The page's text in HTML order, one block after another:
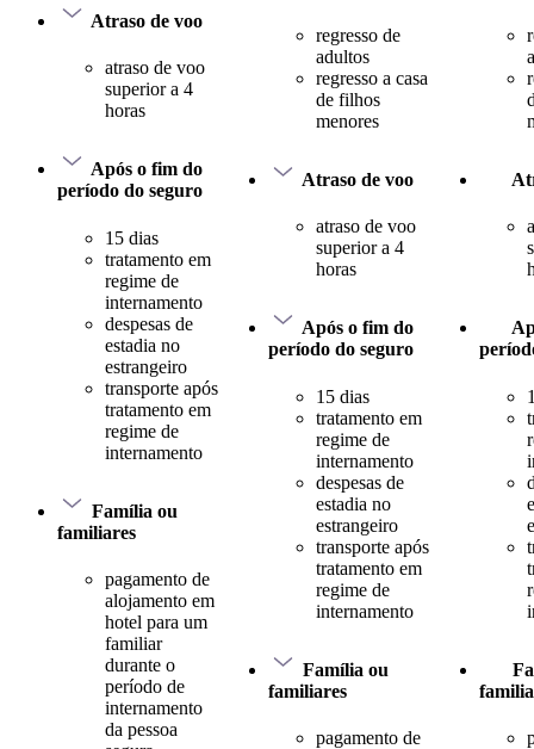
Atraso de voo
atraso de voo
superior a 4
horas
Após o fim do
período do seguro
15 dias
tratamento em
regime de
internamento
despesas de
estadia no
estrangeiro
transporte após
tratamento em
regime de
internamento
Família ou
familiares
pagamento de
alojamento em
hotel para um
familiar
durante o
período de
internamento
da pessoa
regresso de
adultos
regresso a casa
de filhos
menores
Atraso de voo
atraso de voo
superior a 4
horas
Após o fim do
período do seguro
15 dias
tratamento em
regime de
internamento
despesas de
estadia no
estrangeiro
transporte após
tratamento em
regime de
internamento
Família ou
familiares
pagamento de